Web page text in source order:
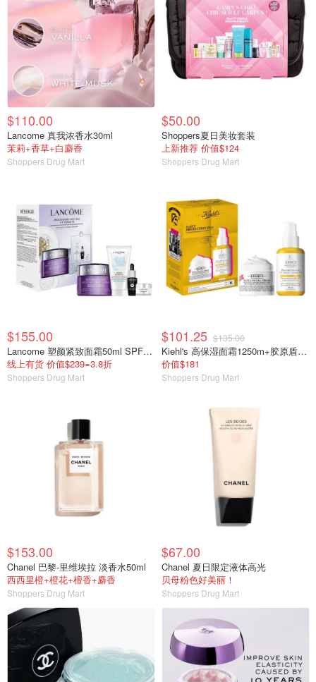
$110.00
Lancome 真我浓香水30ml
茉莉+香草+白麝香
Shoppers Drug Mart
$50.00
Shoppers夏日美妆套装
上新推荐 价值$124
Shoppers Drug Mart
$155.00
Lancome 塑颜紧致面霜50ml SPF30 套装
线上有货 价值$239=3.8折
Shoppers Drug Mart
$101.25 $135.00
Kiehl's 高保湿面霜1250m+胶原盾防晒50ml
价值$181
Shoppers Drug Mart
$153.00
Chanel 巴黎-里维埃拉 淡香水50ml
西西里橙+橙花+檀香+麝香
Shoppers Drug Mart
$67.00
Chanel 夏日限定液体高光
贝母粉色好美丽！
Shoppers Drug Mart